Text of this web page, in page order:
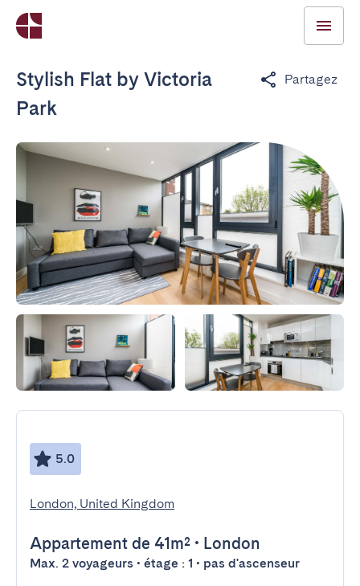
Stylish Flat by Victoria
Park
Partagez
5.0
London, United Kingdom
Appartement de 41m² • London
Max. 2 voyageurs • étage : 1 • pas d'ascenseur